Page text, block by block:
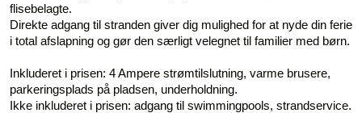
flisebelagte.
Direkte adgang til stranden giver dig mulighed for at nyde din ferie
i total afslapning og gør den særligt velegnet til familier med børn.
Inkluderet i prisen: 4 Ampere strømtilslutning, varme brusere,
parkeringsplads på pladsen, underholdning.
Ikke inkluderet i prisen: adgang til swimmingpools, strandservice.